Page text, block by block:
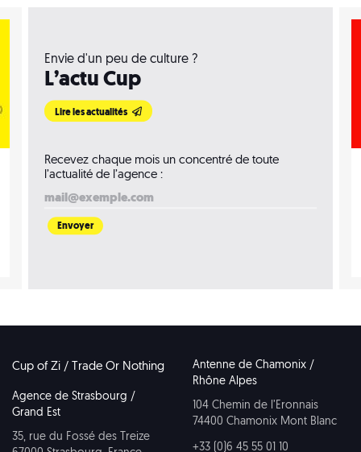
Envie d'un peu de culture ?
L’actu Cup
Lire les actualités
Recevez chaque mois un concentré de toute
l’actualité de l’agence :
Cup of Zi / Trade Or Nothing
Agence de Strasbourg /
Grand Est
35, rue du Fossé des Treize
Antenne de Chamonix /
Rhône Alpes
104 Chemin de l’Eronnais
74400 Chamonix Mont Blanc
+33 (0)6 45 55 01 10